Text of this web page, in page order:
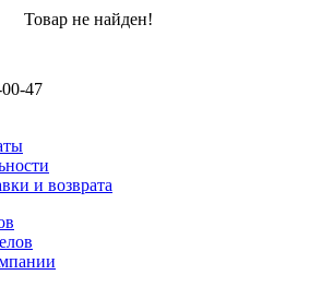
Товар не найден!
47
и возврата